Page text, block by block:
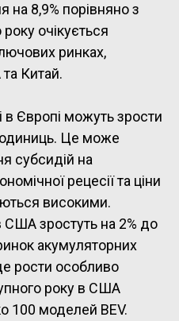
на 8,9% порівняно з
очікується
ринках,
Китай.
в Європі можуть зрости
одиниць. Це може
субсидій на
рецесії та ціни
високими.
США зростуть на 2% до
акумуляторних
рости особливо
року в США
100 моделей BEV.